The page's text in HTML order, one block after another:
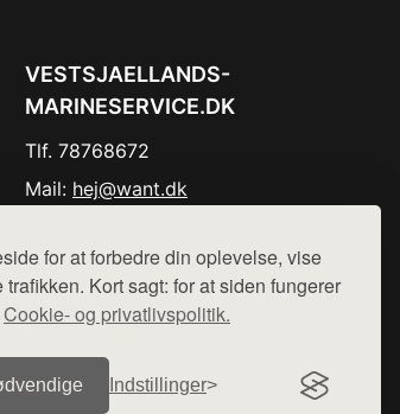
for at forbedre din oplevelse, vise
Kort sagt: for at siden fungerer
Cookie- og privatlivspolitik.
Indstillinger
VESTSJAELLANDS-
MARINESERVICE.DK
Tlf. 78768672
Mail: hej@want.dk
fra denne side - vi henviser til de shops,